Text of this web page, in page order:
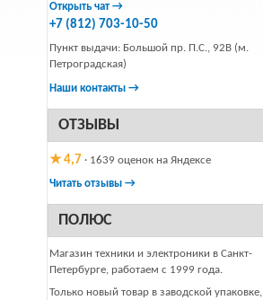
Открыть чат →
+7 (812) 703-10-50
Пункт выдачи: Большой пр. П.С., 92В (м.
Петроградская)
Наши контакты →
ОТЗЫВЫ
★ 4,7 · 1639 оценок на Яндексе
Читать отзывы →
ПОЛЮС
Магазин техники и электроники в Санкт-
Петербурге, работаем с 1999 года.
Только новый товар в заводской упаковке,